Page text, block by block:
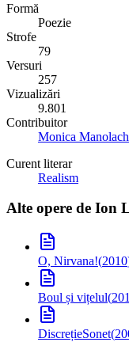
Formă
Poezie
Strofe
79
Versuri
257
Vizualizări
9.801
Contribuitor
Monica
Curent literar
Realism
Alte opere de Ion
O, Nirvana!(2010
Boul și vițelul(
DiscrețieSonet(